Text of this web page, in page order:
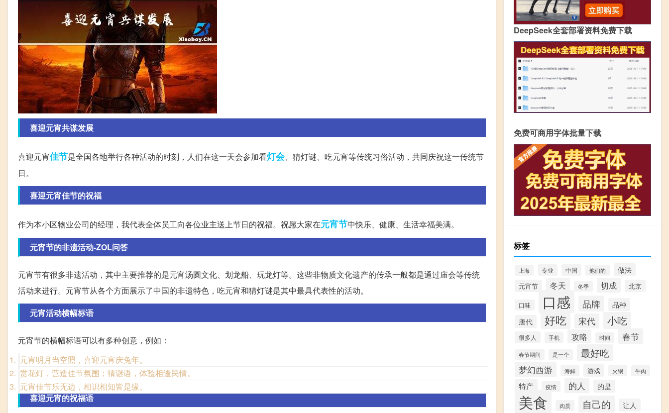
喜迎元宵共谋发展
喜迎元宵佳节是全国各地举行各种活动的时刻，人们在这一天会参加看灯会、猜灯谜、吃元宵等传统习俗活动，共同庆祝这一传统节
日。
喜迎元宵佳节的祝福
作为本小区物业公司的经理，我代表全体员工向各位业主送上节日的祝福。祝愿大家在元宵节中快乐、健康、生活幸福美满。
元宵节的非遗活动-ZOL问答
元宵节有很多非遗活动，其中主要推荐的是元宵汤圆文化、划龙船、玩龙灯等。这些非物质文化遗产的传承一般都是通过庙会等传统
活动来进行。元宵节从各个方面展示了中国的非遗特色，吃元宵和猜灯谜是其中最具代表性的活动。
元宵活动横幅标语
元宵节的横幅标语可以有多种创意，例如：
元宵明月当空照，喜迎元宵庆兔年。
赏花灯，营造佳节氛围；猜谜语，体验相逢民情。
元宵佳节乐无边，相识相知皆是缘。
喜迎元宵的祝福语
DeepSeek全套部署资料免费下载
免费可商用字体批量下载
标签
上海 专业 中国 他们的 做法
元宵节 冬天 冬季 切成 北京
口味 口感 品牌
品种
唐代
好吃 宋代 小吃
很多人 手机 攻略 时间 春节
春节期间 是一个 最好吃
梦幻西游 海鲜 游戏 火锅 牛肉
特产 疫情 的人 的是
美食 肉质 自己的 让人